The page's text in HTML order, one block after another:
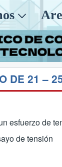
esfuerzo de
de tensión